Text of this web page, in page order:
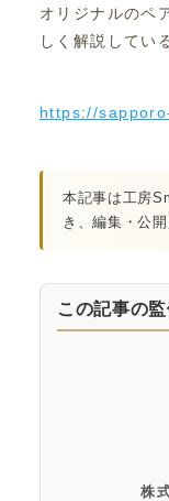
オリジナルのペ
しく解説してい
https://
本記事は工房
き、編集・公開
この記事の
株